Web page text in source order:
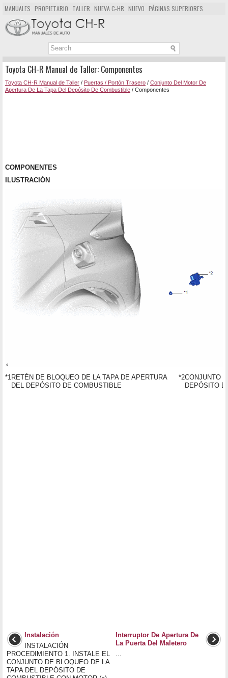
MANUALES PROPIETARIO TALLER NUEVA C-HR NUEVO PÁGINAS SUPERIORES
MAPA DEL SITIO
BUSCAR
Toyota CH-R Manual de Taller: Componentes
Toyota CH-R Manual de Taller / Puertas / Portón Trasero / Conjunto Del Motor De
Apertura De La Tapa Del Depósito De Combustible / Componentes
COMPONENTES
ILUSTRACIÓN
*1 RETÉN DE BLOQUEO DE LA TAPA DE APERTURA
DEL DEPÓSITO DE COMBUSTIBLE
*2CONJUNTO
DEPÓSITO
Instalación
INSTALACIÓN
PROCEDIMIENTO 1. INSTALE EL
CONJUNTO DE BLOQUEO DE LA
TAPA DEL DEPÓSITO DE
Interruptor De Apertura De
La Puerta Del Maletero